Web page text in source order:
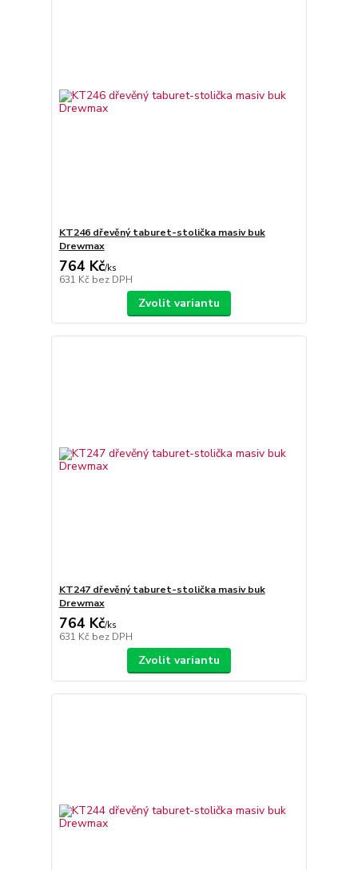
KT246 dřevěný taburet-stolička masiv buk
Drewmax
764 Kč/ks
631 Kč bez DPH
Zvolit variantu
KT247 dřevěný taburet-stolička masiv buk
Drewmax
764 Kč/ks
631 Kč bez DPH
Zvolit variantu